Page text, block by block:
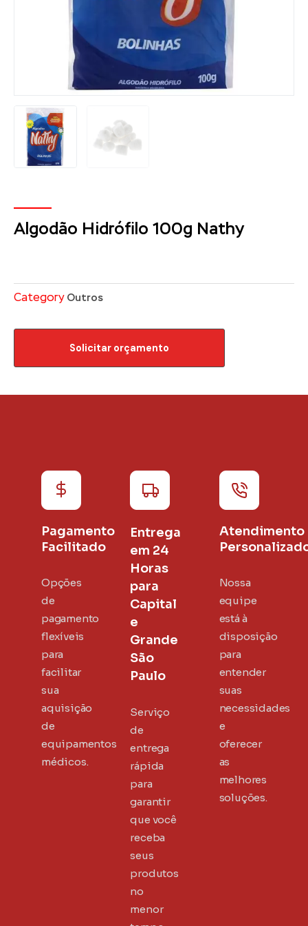
Algodão Hidrófilo 100g Nathy
Category Outros
Solicitar orçamento
Pagamento
Facilitado
Opções
de
pagamento
flexíveis
para
facilitar
sua
aquisição
de
equipamentos
médicos.
Entrega
em 24
Horas
para
Capital
e
Grande
São
Paulo
Serviço
de
entrega
rápida
para
garantir
que você
receba
seus
produtos
no
menor
Atendimento
Nossa
equipe
está à
disposição
para
entender
suas
necessidades
e
oferecer
as
melhores
soluções.